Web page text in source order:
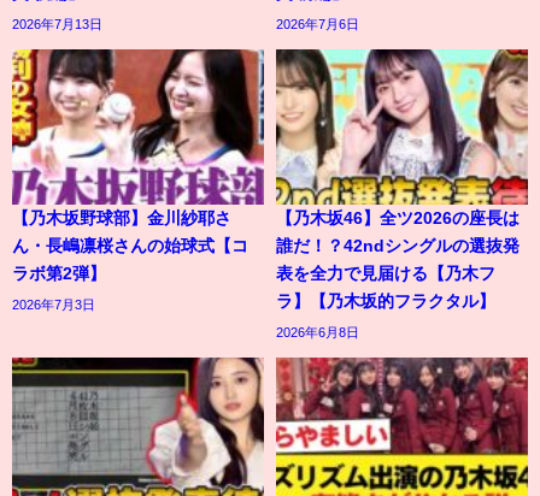
2026年7月13日 2026年7月6日
【乃木坂野球部】金川紗耶さ
ん・長嶋凛桜さんの始球式【コ
ラボ第2弾】
2026年7月3日
【乃木坂46】全ツ2026の座長は
誰だ！？42ndシングルの選抜発
表を全力で見届ける【乃木フ
ラ】【乃木坂的フラクタル】
2026年6月8日